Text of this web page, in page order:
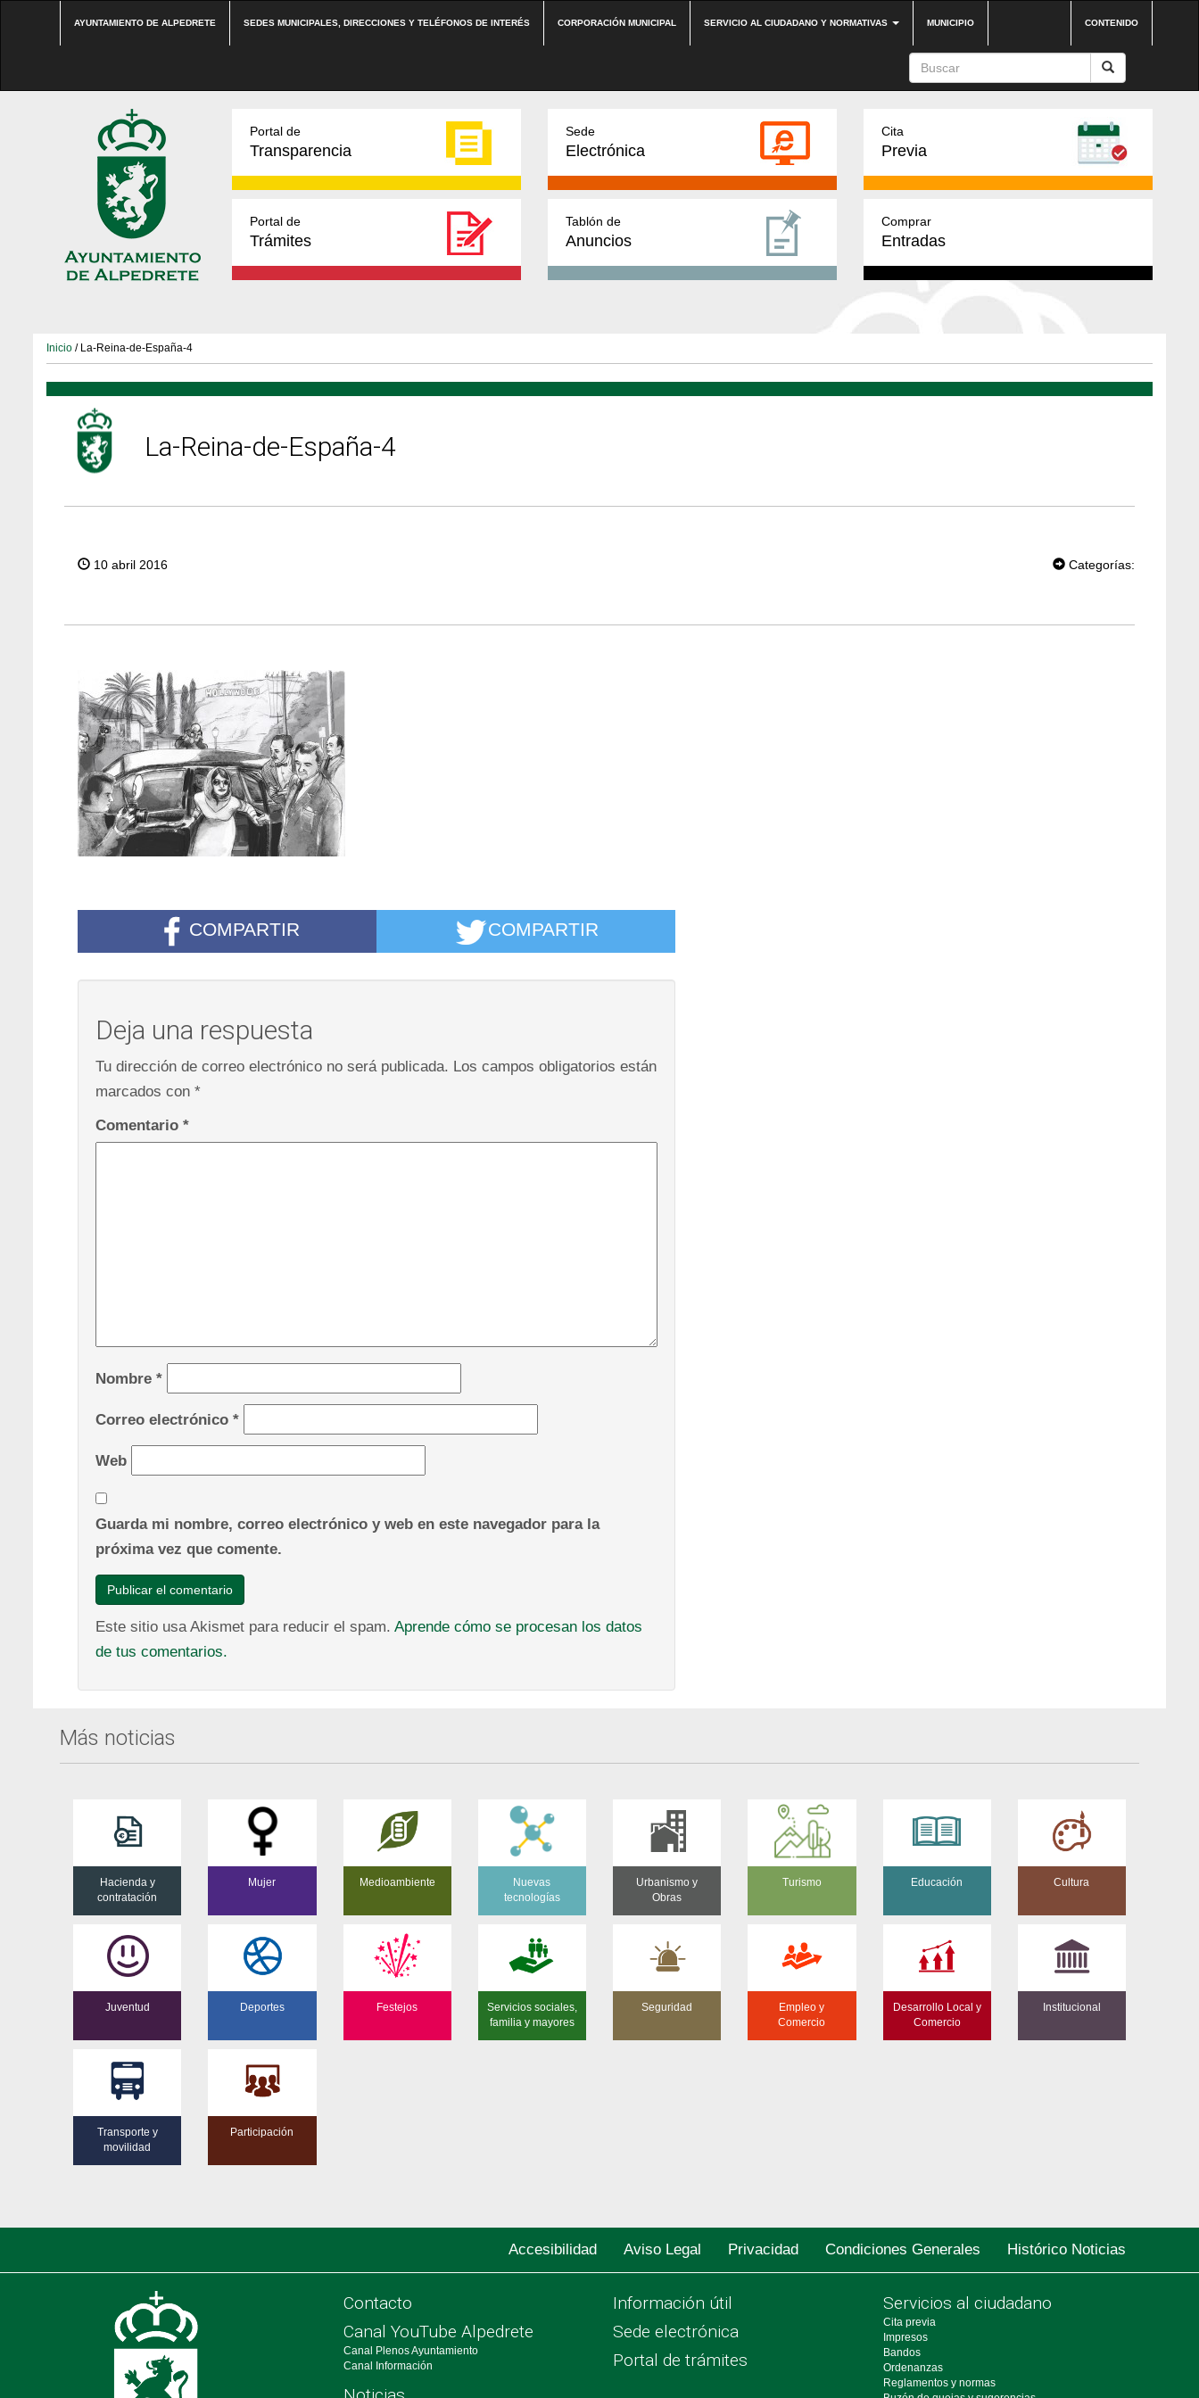
AYUNTAMIENTO DE ALPEDRETE SEDES MUNICIPALES, DIRECCIONES Y TELÉFONOS DE INTERÉS CORPORACIÓN MUNICIPAL SERVICIO AL CIUDADANO Y NORMATIVAS MUNICIPIO CONTENIDO
Portal de
Transparencia
Sede
Electrónica
Cita
Previa
Portal de
Trámites
Tablón de
Anuncios
Comprar
Entradas
Inicio / La-Reina-de-España-4
La-Reina-de-España-4
10 abril 2016 Categorías:
COMPARTIR COMPARTIR
Deja una respuesta
Tu dirección de correo electrónico no será publicada. Los campos obligatorios están
marcados con *
Comentario *
Nombre *
Correo electrónico *
Web
Guarda mi nombre, correo electrónico y web en este navegador para la
próxima vez que comente.
Este sitio usa Akismet para reducir el spam. Aprende cómo se procesan los datos
de tus comentarios.
Más noticias
Hacienda y
contratación
Mujer Medioambiente
Nuevas
tecnologías
Urbanismo y
Obras
Turismo Educación Cultura
Juventud Deportes Festejos
Servicios sociales,
familia y mayores
Seguridad
Empleo y
Comercio
Desarrollo Local y
Comercio
Institucional
Transporte y
movilidad
Participación
Accesibilidad Aviso Legal Privacidad Condiciones Generales Histórico Noticias
Contacto
Canal YouTube Alpedrete
Canal Plenos Ayuntamiento
Canal Información
Información útil
Sede electrónica
Portal de trámites
Servicios al ciudadano
Cita previa
Impresos
Bandos
Ordenanzas
Reglamentos y normas